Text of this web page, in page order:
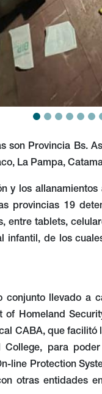
son Provincia Bs.
La Pampa,
y los
provincias 19
entre tablets,
infantil, de los
llevado a
of Homeland
CABA, que
College, para
line Protection
otras entidades